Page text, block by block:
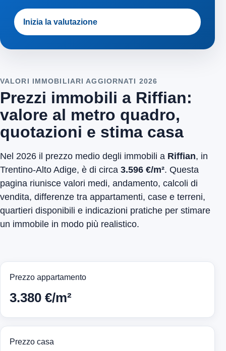
Inizia la valutazione
VALORI IMMOBILIARI AGGIORNATI 2026
Prezzi immobili a Riffian:
valore al metro quadro,
quotazioni e stima casa
Nel 2026 il prezzo medio degli immobili a Riffian, in
Trentino-Alto Adige, è di circa 3.596 €/m². Questa
pagina riunisce valori medi, andamento, calcoli di
vendita, differenze tra appartamenti, case e terreni,
quartieri disponibili e indicazioni pratiche per stimare
un immobile in modo più realistico.
Prezzo appartamento
3.380 €/m²
Prezzo casa